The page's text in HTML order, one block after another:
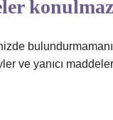
ve yanıcı